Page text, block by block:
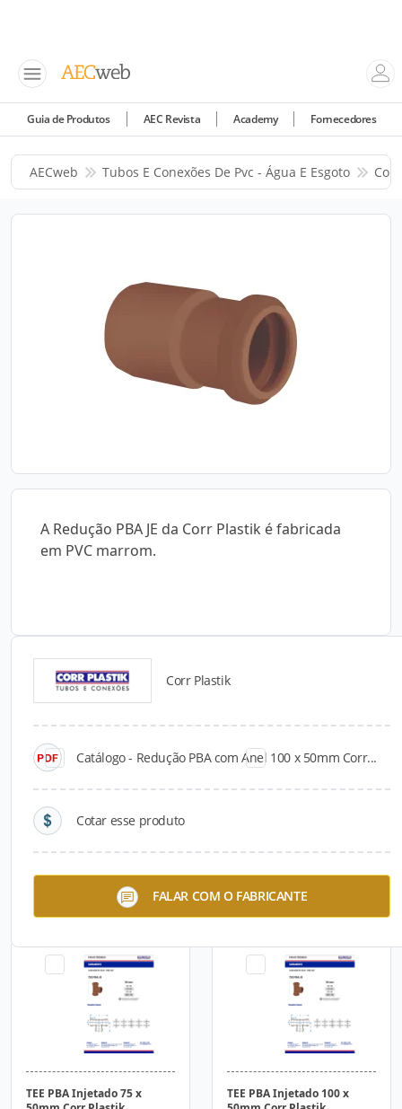
Guia de Produtos AEC Revista Academy Fornecedores
AECweb Tubos E Conexões De Pvc - Água E Esgoto
A Redução PBA JE da Corr Plastik é fabricada
em PVC marrom.
Corr Plastik
Catálogo - Redução PBA com Anel 100 x 50mm Corr...
Cotar esse produto
FALAR COM O FABRICANTE
Catálogos para Download
Tubo PBA Classe 15 JEI
75mm Metro Corr Plastik
75 x 50mm Corr Plastik
TEE PBA Injetado 75 x
TEE PBA Injetado 100 x